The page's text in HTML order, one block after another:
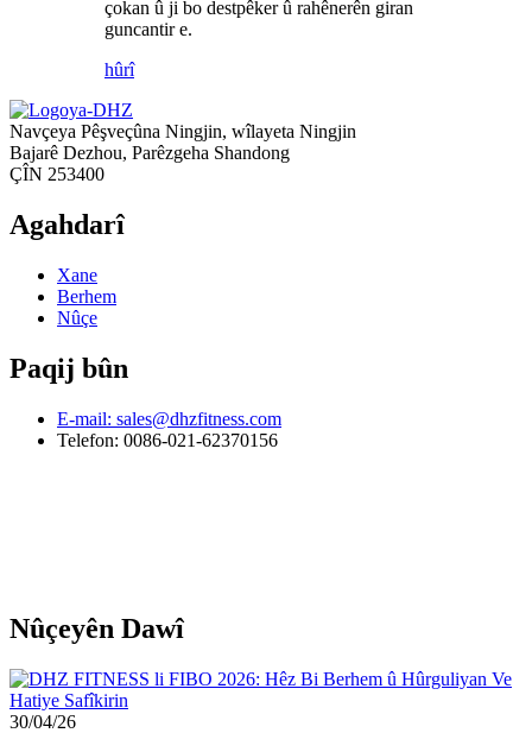
çokan û ji bo destpêker û rahênerên giran
guncantir e.
hûrî
Navçeya Pêşveçûna Ningjin, wîlayeta Ningjin
Bajarê Dezhou, Parêzgeha Shandong
ÇÎN 253400
Agahdarî
Xane
Berhem
Nûçe
Paqij bûn
E-mail: sales@dhzfitness.com
Telefon: 0086-021-62370156
Nûçeyên Dawî
30/04/26